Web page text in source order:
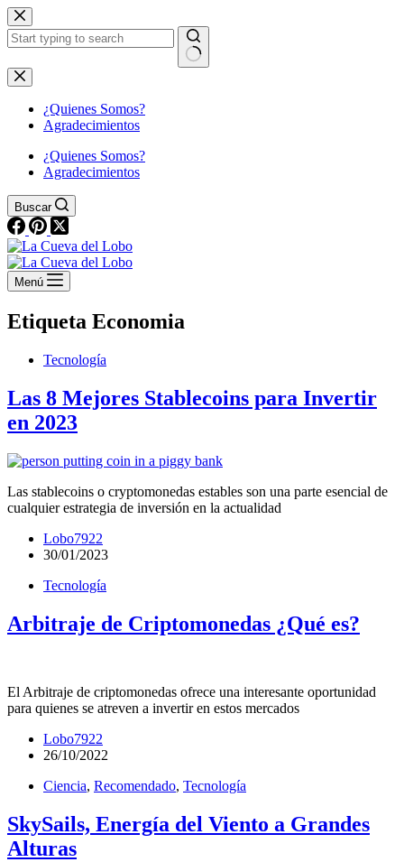
Saltar
al
contenido
Sin
resultados
¿Quienes Somos?
Agradecimientos
¿Quienes Somos?
Agradecimientos
Buscar
Menú
Etiqueta Economia
Tecnología
Las 8 Mejores Stablecoins para Invertir
en 2023
Las stablecoins o cryptomonedas estables son una parte esencial de
cualquier estrategia de inversión en la actualidad
Lobo7922
30/01/2023
Tecnología
Arbitraje de Criptomonedas ¿Qué es?
El Arbitraje de criptomonedas ofrece una interesante oportunidad
para quienes se atreven a invertir en estos mercados
Lobo7922
26/10/2022
Ciencia, Recomendado, Tecnología
SkySails, Energía del Viento a Grandes
Alturas